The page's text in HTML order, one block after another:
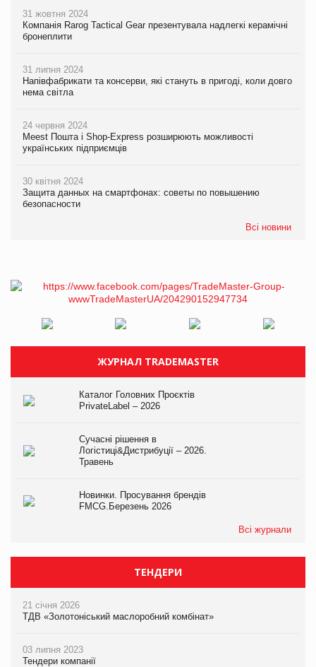
31 жовтня 2024
Компанія Rarog Tactical Gear презентувала надлегкі керамічні
бронеплити
31 липня 2024
Напівфабрикати та консерви, які стануть в пригоді, коли довго
нема світла
24 червня 2024
Meest Пошта і Shop-Express розширюють можливості
українських підприємців
30 квітня 2024
Защита данных на смартфонах: советы по повышению
безопасности
Всі новини
ЖУРНАЛ TRADEMASTER
Каталог Головних Проєктів
PrivateLabel – 2026
Сучасні рішення в
Логістиці&Дистрибуції – 2026.
Травень
Новинки. Просування брендів
FMCG.Березень 2026
Всі журнали
ТЕНДЕРИ
21 січня 2026
ТДВ «Золотоніський маслоробний комбінат»
03 липня 2023
Тендери компанії